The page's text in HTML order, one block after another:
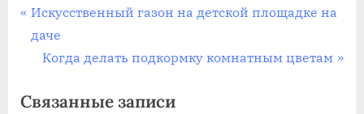
Навигация
по
П
р
ы
Искусственный газон на детской площадке на
даче
С
е
Когда делать подкормку комнатным цветам
Связанные записи